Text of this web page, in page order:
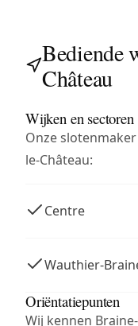
Bediende
Château
Wijken en sectoren
Onze
le-Château:
Centre
Wauthier-
Oriëntatiepunten
Wij kennen